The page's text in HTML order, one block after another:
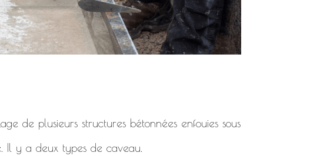
de plusieurs structures bétonnées enfouies sous
Il y a deux types de caveau.